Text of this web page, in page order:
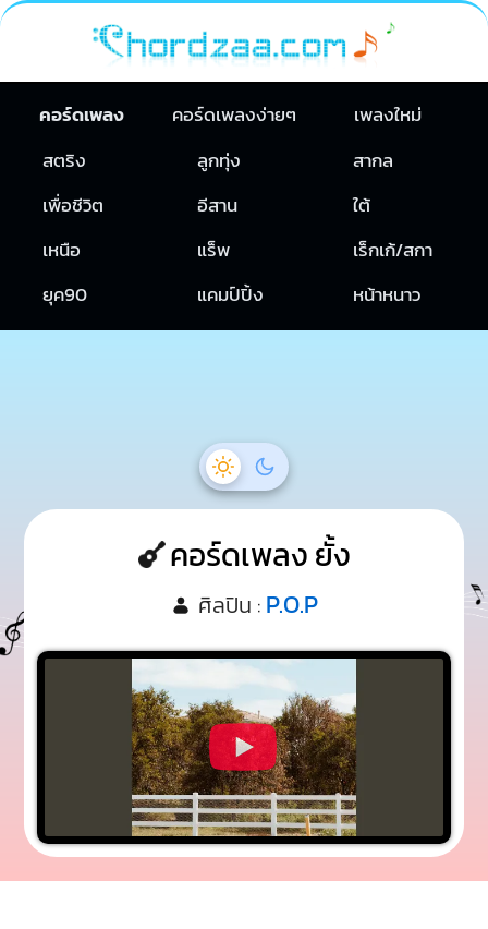
คอร์ดเพลง คอร์ดเพลงง่ายๆ
เพลงใหม่
สตริง
ลูกทุ่ง
สากล
เพื่อชีวิต
อีสาน
ใต้
เหนือ
แร็พ
เร็กเก้/สกา
ยุค90
แคมป์ปิ้ง หน้าหนาว
คอร์ดเพลง ยั้ง
ศิลปิน : P.O.P